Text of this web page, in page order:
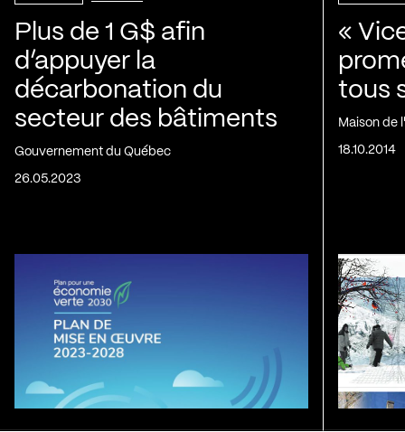
Plus de 1 G$ afin
d’appuyer la
décarbonation du
secteur des bâtiments
Gouvernement du Québec
26.05.2023
«
tous
Maison de
18.10.2014